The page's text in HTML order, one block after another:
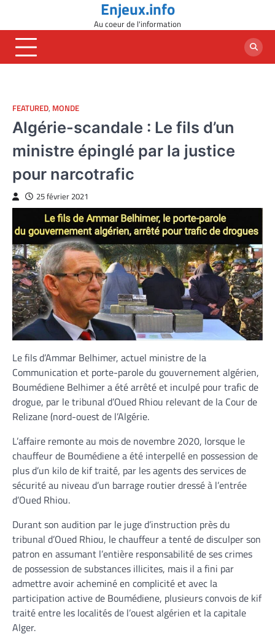
content
Enjeux.info
Au coeur de l'information
FEATURED, MONDE
Algérie-scandale : Le fils d’un
ministre épinglé par la justice
pour narcotrafic
25 février 2021
Le fils d’Ammar Belhimer, actuel ministre de la
Communication et porte-parole du gouvernement algérien,
Boumédiene Belhimer a été arrêté et inculpé pour trafic de
drogue, par le tribunal d’Oued Rhiou relevant de la Cour de
Relizane (nord-ouest de l’Algérie.
L’affaire remonte au mois de novembre 2020, lorsque le
chauffeur de Boumédiene a été interpellé en possession de
plus d’un kilo de kif traité, par les agents des services de
sécurité au niveau d’un barrage routier dressé à l’entrée
d’Oued Rhiou.
Durant son audition par le juge d’instruction près du
tribunal d’Oued Rhiou, le chauffeur a tenté de disculper son
patron en assumant l’entière responsabilité de ses crimes
de possession de substances illicites, mais il a fini par
admettre avoir acheminé en complicité et avec la
participation active de Boumédiene, plusieurs convois de kif
traité entre les localités de l’ouest algérien et la capitale
Alger.